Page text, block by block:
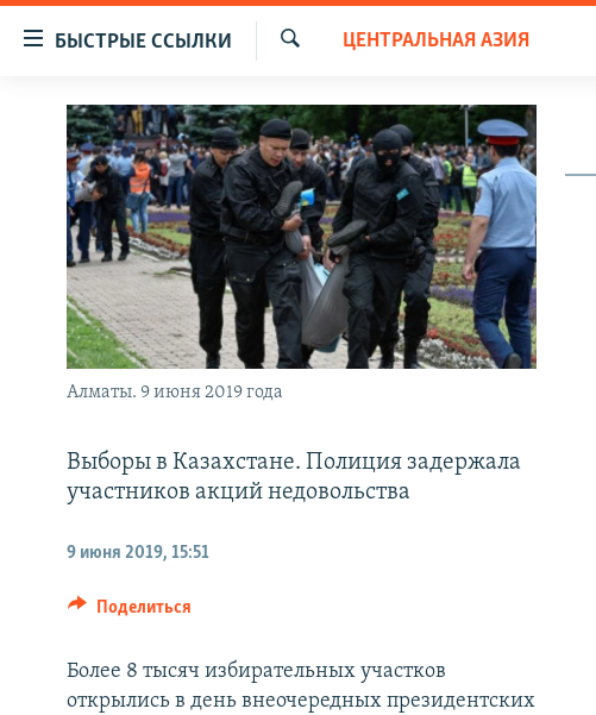
основному
содержанию
Вернутся
главной
навигации
Вернутся
БЫСТРЫЕ ССЫЛКИ
ЦЕНТРАЛЬНАЯ АЗИЯ
КАЗАХСТАН
КЫРГЫЗСТАН
УЗБЕКИСТАН
ТАДЖИКИСТАН
НОВОСТИ
ВОЙНА В УКРАИНЕ
НА ДРУГИХ ЯЗЫКАХ
ҚАЗАҚША
КЫРГЫЗЧА
ЎЗБЕКЧА
TÜRKMENÇE
ЦЕНТРАЛЬНАЯ АЗИЯ
Алматы. 9 июня 2019 года
Выборы в Казахстане. Полиция задержала
участников акций недовольства
9 июня 2019, 15:51
Поделиться
Более 8 тысяч избирательных участков
открылись в день внеочередных президентских